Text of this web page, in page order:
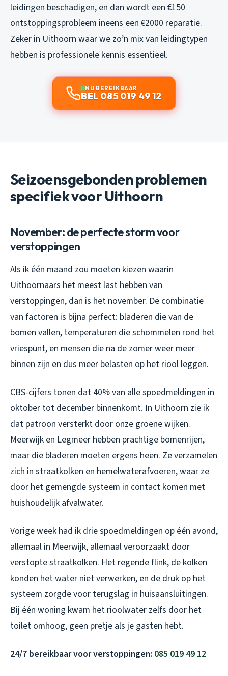
leidingen beschadigen, en dan wordt een €150
ontstoppingsprobleem ineens een €2000 reparatie.
Zeker in Uithoorn waar we zo’n mix van leidingtypen
hebben is professionele kennis essentieel.
NU BEREIKBAAR
BEL 085 019 49 12
Seizoensgebonden problemen
specifiek voor Uithoorn
November: de perfecte storm voor
verstoppingen
Als ik één maand zou moeten kiezen waarin
Uithoornaars het meest last hebben van
verstoppingen, dan is het november. De combinatie
van factoren is bijna perfect: bladeren die van de
bomen vallen, temperaturen die schommelen rond het
vriespunt, en mensen die na de zomer weer meer
binnen zijn en dus meer belasten op het riool leggen.
CBS-cijfers tonen dat 40% van alle spoedmeldingen in
oktober tot december binnenkomt. In Uithoorn zie ik
dat patroon versterkt door onze groene wijken.
Meerwijk en Legmeer hebben prachtige bomenrijen,
maar die bladeren moeten ergens heen. Ze verzamelen
zich in straatkolken en hemelwaterafvoeren, waar ze
door het gemengde systeem in contact komen met
huishoudelijk afvalwater.
Vorige week had ik drie spoedmeldingen op één avond,
allemaal in Meerwijk, allemaal veroorzaakt door
verstopte straatkolken. Het regende flink, de kolken
konden het water niet verwerken, en de druk op het
systeem zorgde voor terugslag in huisaansluitingen.
Bij één woning kwam het rioolwater zelfs door het
toilet omhoog, geen pretje als je gasten hebt.
24/7 bereikbaar voor verstoppingen: 085 019 49 12